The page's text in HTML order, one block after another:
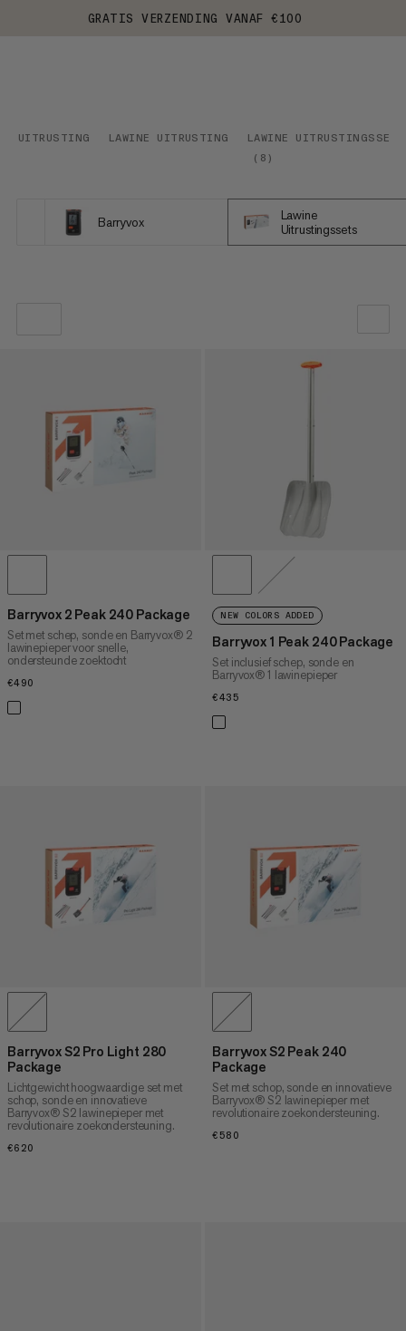
GRATIS VERZENDING VANAF €100
UITRUSTING LAWINE UITRUSTING
LAWINE UITRUSTINGSSETS
( 8 )
Barryvox
Lawine
Uitrustingssets
BEOORDELING
Barryvox 2 Peak 240 Package
Set met schep, sonde en Barryvox® 2
lawinepieper voor snelle,
ondersteunde zoektocht
€490
NEW COLORS ADDED
Barryvox 1 Peak 240 Package
Set inclusief schep, sonde en
Barryvox® 1 lawinepieper
€435
Barryvox S2 Pro Light 280
Package
Lichtgewicht hoogwaardige set met
schop, sonde en innovatieve
Barryvox® S2 lawinepieper met
revolutionaire zoekondersteuning.
€620
Barryvox S2 Peak 240
Package
Set met schop, sonde en innovatieve
Barryvox® S2 lawinepieper met
revolutionaire zoekondersteuning.
€580